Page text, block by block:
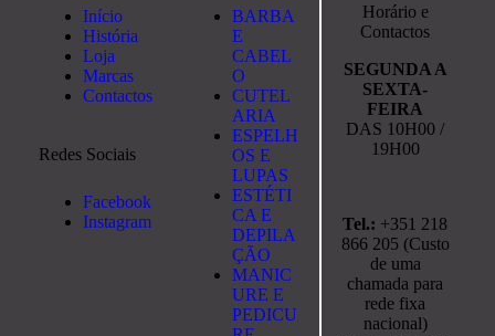
Início
História
Loja
Marcas
Contactos
Redes Sociais
Facebook
Instagram
BARBA
E
CABEL
O
CUTEL
ARIA
ESPELH
OS E
LUPAS
ESTÉTI
CA E
DEPILA
ÇÃO
MANIC
URE E
PEDICU
Horário e
Contactos
SEGUNDA A
SEXTA-
FEIRA
DAS 10H00 /
19H00
Tel.: +351 218
866 205 (Custo
de uma
chamada para
rede fixa
nacional)